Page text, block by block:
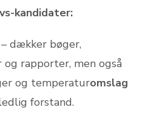
kandidater:
– dækker bøger,
og rapporter, men også
og temperaturomslag
forstand.